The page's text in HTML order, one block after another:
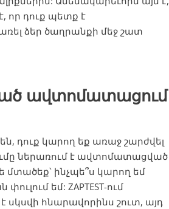
որ դուք պետք է
ձեր ծաղրանքի մեջ շատ
ավտոմատացում
դուք կարող եք առաջ շարժվել
ներառում է ավտոմատացված
ինչպե՞ս կարող եմ
եմ: ZAPTEST-ում
հնարավորինս շուտ, այդ